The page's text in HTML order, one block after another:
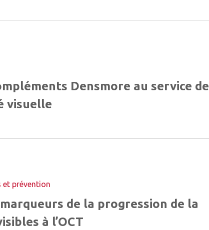
Densmore au service de
visuelle
et prévention
de la progression de la
à l’OCT